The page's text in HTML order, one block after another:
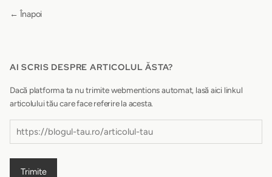
← Înapoi
AI SCRIS DESPRE ARTICOLUL ĂSTA?
Dacă platforma ta nu trimite webmentions automat, lasă aici linkul
articolului tău care face referire la acesta.
Trimite